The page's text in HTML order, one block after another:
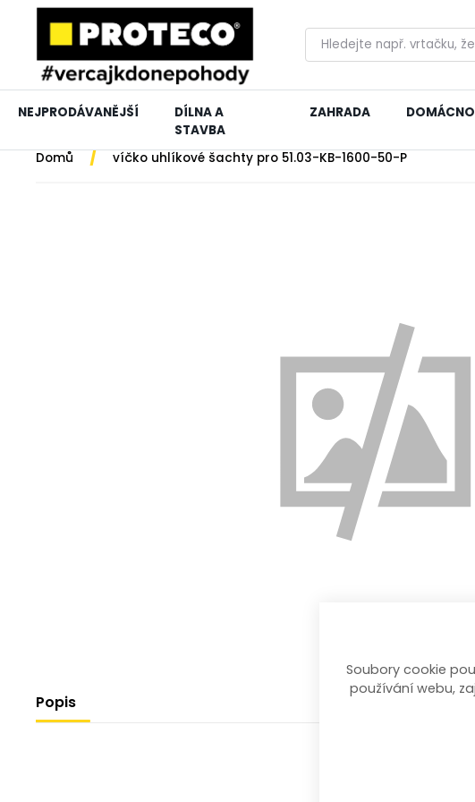
NEJPRODÁVANĚJŠÍ
DÍLNA A
STAVBA
ZAHRADA
Domů / víčko uhlíkové šachty pro 51.03-KB-1600-50-P
Popis
Soubory cookie
používání webu,